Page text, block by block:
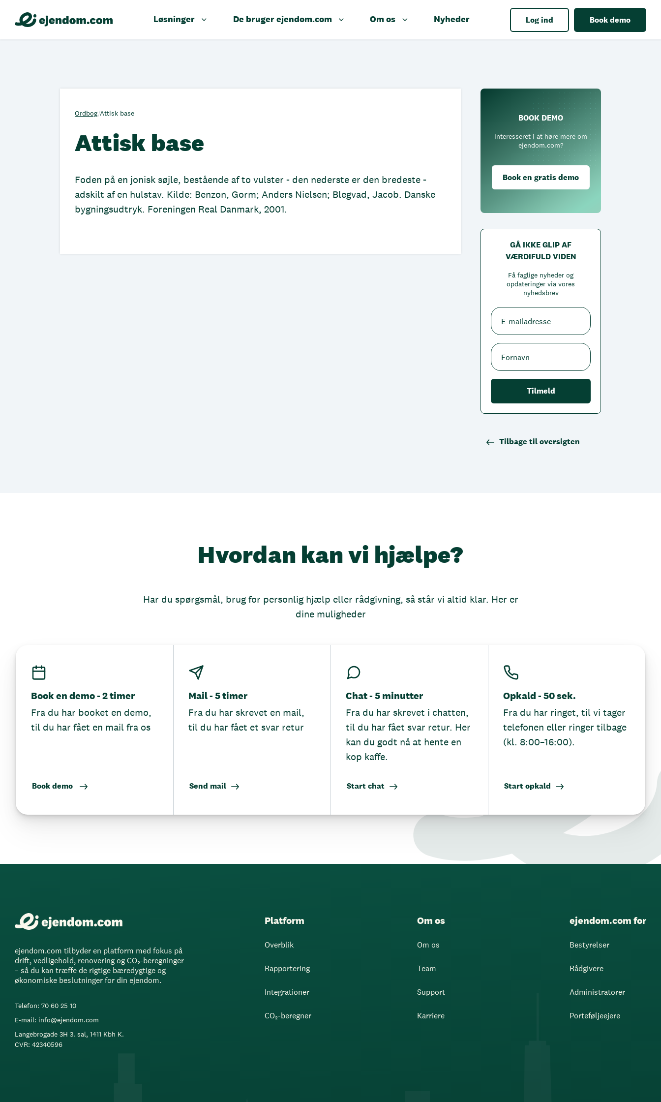
Løsninger De bruger ejendom.com Om os Nyheder Log ind Book demo
Ordbog/Attisk base
Attisk base
Foden på en jonisk søjle, bestående af to vulster - den nederste er den bredeste -
adskilt af en hulstav. Kilde: Benzon, Gorm; Anders Nielsen; Blegvad, Jacob. Danske
bygningsudtryk. Foreningen Real Danmark, 2001.
BOOK DEMO
Interesseret i at høre mere om
ejendom.com?
Book en gratis demo
GÅ IKKE GLIP AF
VÆRDIFULD VIDEN
Få faglige nyheder og
opdateringer via vores
nyhedsbrev
Tilbage til oversigten
Hvordan kan vi hjælpe?
Har du spørgsmål, brug for personlig hjælp eller rådgivning, så står vi altid klar. Her er
dine muligheder
Book en demo - 2 timer
Fra du har booket en demo,
til du har fået en mail fra os
Book demo
Mail - 5 timer
Fra du har skrevet en mail,
til du har fået et svar retur
Send mail
Chat - 5 minutter
Fra du har skrevet i chatten,
til du har fået svar retur. Her
kan du godt nå at hente en
kop kaffe.
Start chat
Opkald - 50 sek.
Fra du har ringet, til vi tager
telefonen eller ringer tilbage
(kl. 8:00–16:00).
Start opkald
ejendom.com tilbyder en platform med fokus på
drift, vedligehold, renovering og CO₂-beregninger
– så du kan træffe de rigtige bæredygtige og
økonomiske beslutninger for din ejendom.
Telefon: 70 60 25 10
E-mail: info@ejendom.com
Langebrogade 3H 3. sal, 1411 Kbh K.
CVR: 42340596
Platform
Overblik
Rapportering
Integrationer
CO₂-beregner
Om os
Om os
Team
Support
Karriere
ejendom.com for
Bestyrelser
Rådgivere
Administratorer
Porteføljeejere